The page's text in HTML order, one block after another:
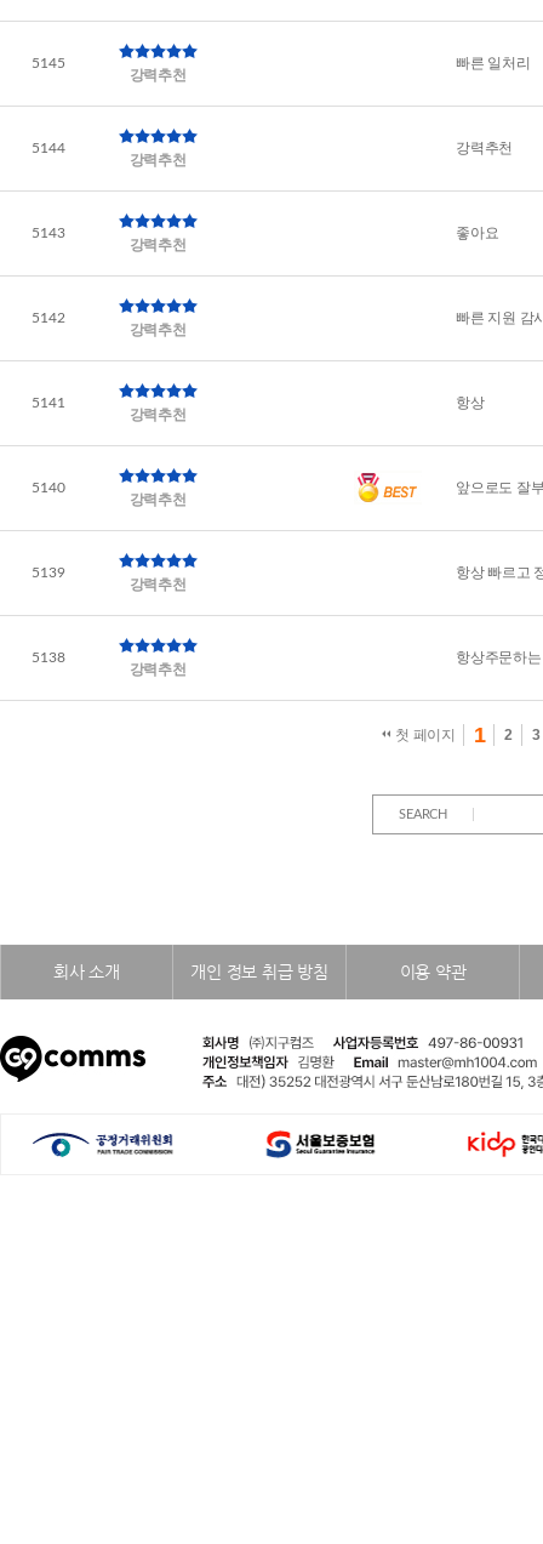
5145
강력추천
빠른 일처리
5144
강력추천
강력추천
5143
강력추천
좋아요
5142
강력추천
빠른 지원 감
5141
강력추천
항상
5140
강력추천
앞으로도 잘
5139
강력추천
항상 빠르고
5138
강력추천
항상주문하
첫 페이지 1 2 3
SEARCH
회사 소개 개인 정보 취급 방침 이용 약관